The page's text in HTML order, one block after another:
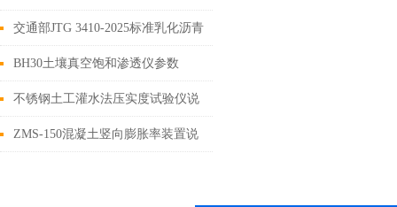
仪
交通部JTG 3410-2025标准乳化沥青
微粒离子的电荷仪
BH30土壤真空饱和渗透仪参数
不锈钢土工灌水法压实度试验仪说
明书
ZMS-150混凝土竖向膨胀率装置说